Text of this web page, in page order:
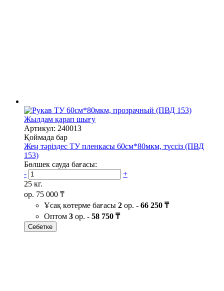
Жылдам қарап шығу
Артикул: 240013
Қоймада бар
Жең тәріздес ТУ пленкасы 60см*80мкм, түссіз (ПВД
153)
Бөлшек сауда бағасы:
-
+
25 кг.
ор. 75 000 ₸
Ұсақ көтерме бағасы 2 ор. - 66 250 ₸
Оптом 3 ор. - 58 750 ₸
Себетке